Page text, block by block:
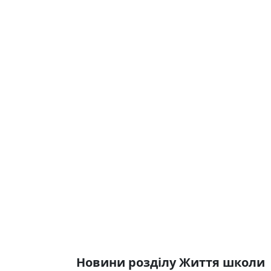
Новини розділу Життя школи